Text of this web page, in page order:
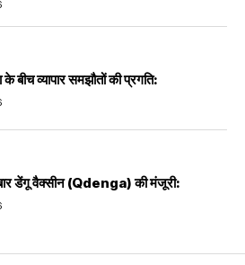
बीच व्यापार समझौतों की प्रगति:
डेंगू वैक्सीन (Qdenga) की मंजूरी: